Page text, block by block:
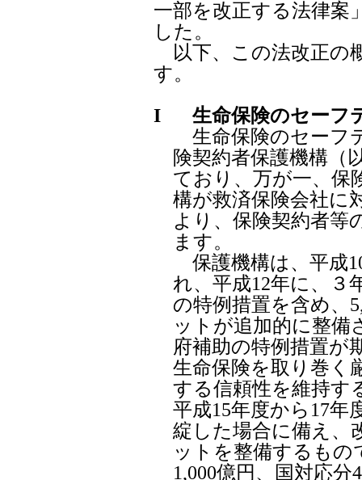
一部を改正する法律案
した。
以下、この法改正の
す。
I
生命保険のセーフ
生命保険のセーフ
険契約者保護機構（
ており、万が一、保
構が救済保険会社に
より、保険契約者等
ます。
保護機構は、平成
れ、平成12年に、３
の特例措置を含め、
ットが追加的に整備
府補助の特例措置が
生命保険を取り巻く
する信頼性を維持す
平成15年度から17年
綻した場合に備え、
ットを整備するもの
1,000億円、国対応分